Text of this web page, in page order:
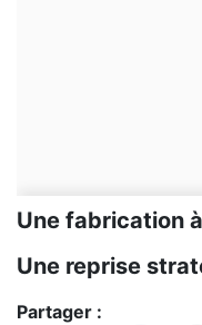
Une fabrication
Une reprise
Partager :